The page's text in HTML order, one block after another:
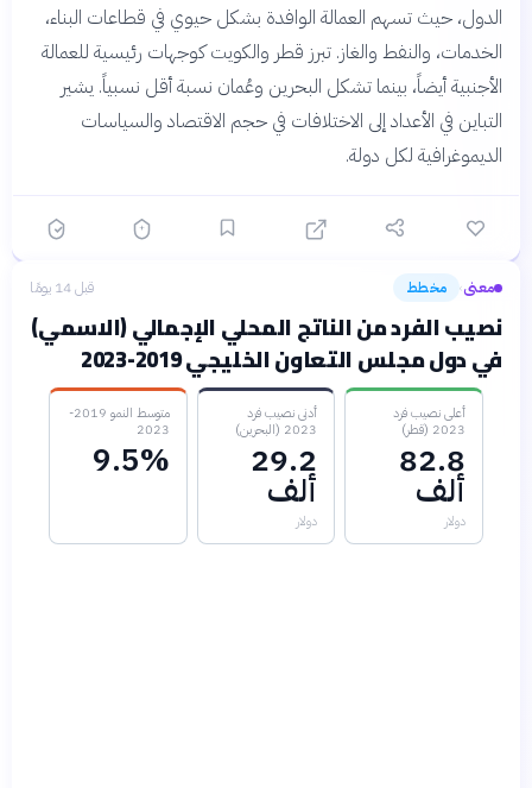
الدول، حيث تسهم العمالة الوافدة بشكل حيوي في قطاعات البناء،
الخدمات، والنفط والغاز. تبرز قطر والكويت كوجهات رئيسية للعمالة
الأجنبية أيضاً، بينما تشكل البحرين وعُمان نسبة أقل نسبياً. يشير
التباين في الأعداد إلى الاختلافات في حجم الاقتصاد والسياسات
الديموغرافية لكل دولة.
معنى› مخطط قبل 14 يومًا
نصيب الفرد من الناتج المحلي الإجمالي (الاسمي)
في دول مجلس التعاون الخليجي 2019-2023
أعلى نصيب فرد
2023 (قطر)
82.8
ألف
دولار
أدنى نصيب فرد
2023 (البحرين)
29.2
ألف
دولار
متوسط النمو 2019-
2023
9.5%